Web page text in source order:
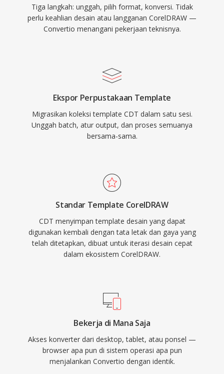
Tiga langkah: unggah, pilih format, konversi. Tidak
perlu keahlian desain atau langganan CorelDRAW —
Convertio menangani pekerjaan teknisnya.
Ekspor Perpustakaan Template
Migrasikan koleksi template CDT dalam satu sesi.
Unggah batch, atur output, dan proses semuanya
bersama-sama.
Standar Template CorelDRAW
CDT menyimpan template desain yang dapat
digunakan kembali dengan tata letak dan gaya yang
telah ditetapkan, dibuat untuk iterasi desain cepat
dalam ekosistem CorelDRAW.
Bekerja di Mana Saja
Akses konverter dari desktop, tablet, atau ponsel —
browser apa pun di sistem operasi apa pun
menjalankan Convertio dengan identik.